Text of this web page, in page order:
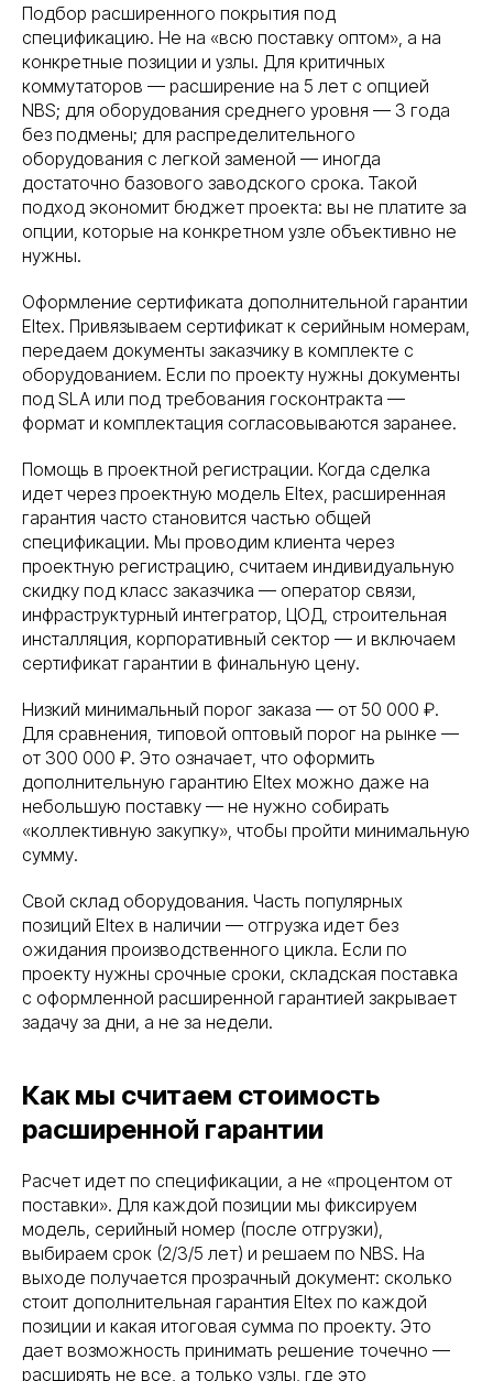
Подбор расширенного покрытия под
спецификацию. Не на «всю поставку оптом», а на
конкретные позиции и узлы. Для критичных
коммутаторов — расширение на 5 лет с опцией
NBS; для оборудования среднего уровня — 3 года
без подмены; для распределительного
оборудования с легкой заменой — иногда
достаточно базового заводского срока. Такой
подход экономит бюджет проекта: вы не платите за
опции, которые на конкретном узле объективно не
нужны.
Оформление сертификата дополнительной гарантии
Eltex. Привязываем сертификат к серийным номерам,
передаем документы заказчику в комплекте с
оборудованием. Если по проекту нужны документы
под SLA или под требования госконтракта —
формат и комплектация согласовываются заранее.
Помощь в проектной регистрации. Когда сделка
идет через проектную модель Eltex, расширенная
гарантия часто становится частью общей
спецификации. Мы проводим клиента через
проектную регистрацию, считаем индивидуальную
скидку под класс заказчика — оператор связи,
инфраструктурный интегратор, ЦОД, строительная
инсталляция, корпоративный сектор — и включаем
сертификат гарантии в финальную цену.
Низкий минимальный порог заказа — от 50 000 ₽.
Для сравнения, типовой оптовый порог на рынке —
от 300 000 ₽. Это означает, что оформить
дополнительную гарантию Eltex можно даже на
небольшую поставку — не нужно собирать
«коллективную закупку», чтобы пройти минимальную
сумму.
Свой склад оборудования. Часть популярных
позиций Eltex в наличии — отгрузка идет без
ожидания производственного цикла. Если по
проекту нужны срочные сроки, складская поставка
с оформленной расширенной гарантией закрывает
задачу за дни, а не за недели.
Как мы считаем стоимость
расширенной гарантии
Расчет идет по спецификации, а не «процентом от
поставки». Для каждой позиции мы фиксируем
модель, серийный номер (после отгрузки),
выбираем срок (2/3/5 лет) и решаем по NBS. На
выходе получается прозрачный документ: сколько
стоит дополнительная гарантия Eltex по каждой
позиции и какая итоговая сумма по проекту. Это
дает возможность принимать решение точечно —
расширять не все, а только узлы, где это
бесплатный аудит: проверим серверы, сети
и предложим план перехода на
Остались вопросы?
Оставьте заявку и мы
свяжемся с вами в
ближайшее время
{ свяжитесь с нами }
Ваше имя
Ваш номер
Add file